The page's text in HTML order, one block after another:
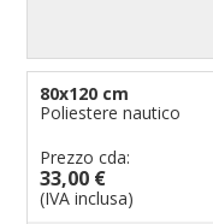
80x120 cm
Poliestere nautico
Prezzo cda:
33,00 €
(IVA inclusa)